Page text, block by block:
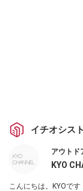
イチオシスト
アウト
KYO
こんにちは。KYOで